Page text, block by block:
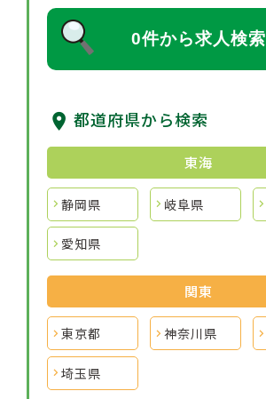
0件から求人検索
都道府県から検索
東海
静岡県 岐阜県
愛知県
関東
東京都 神奈川県
埼玉県